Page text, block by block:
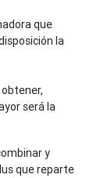
que
la
será la
y
que reparte